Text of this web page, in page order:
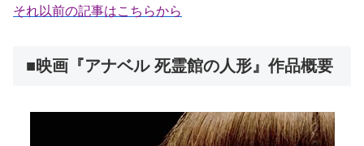
それ以前の記事はこちらから
■映画『アナベル 死霊館の人形』作品概要